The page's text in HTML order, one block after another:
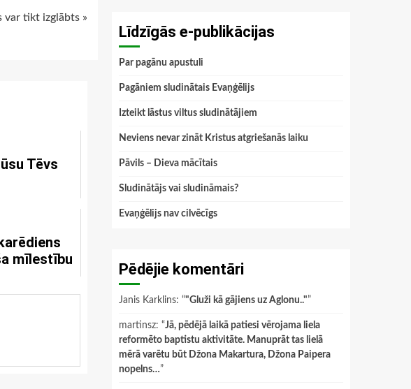
var tikt izglābts »
Tēvs
mīlestību
Līdzīgās e-publikācijas
Par pagānu apustuli
Pagāniem sludinātais Evaņģēlijs
Izteikt lāstus viltus sludinātājiem
Neviens nevar zināt Kristus atgriešanās laiku
Pāvils – Dieva mācītais
Sludinātājs vai sludināmais?
Evaņģēlijs nav cilvēcīgs
Pēdējie komentāri
Janis Karklins: “"Gluži kā gājiens uz Aglonu.."”
martinsz: “Jā, pēdējā laikā patiesi vērojama liela
reformēto baptistu aktivitāte. Manuprāt tas lielā
mērā varētu būt Džona Makartura, Džona Paipera
nopelns…”